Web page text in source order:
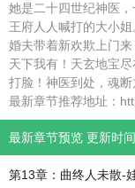
她是二十四世纪神医
王府人人喊打的大小
婚夫带着新欢欺上门
天下我有！天玄地宝
打脸！神医到处，魂断
最新章节推荐地址：
最新章节预览 更新时
第13章：曲终人未散-